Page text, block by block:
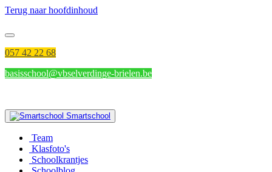
Terug naar hoofdinhoud
057 42 22 68
basisschool@vbselverdinge-brielen.be
Smartschool
Team
Klasfoto's
Schoolkrantjes